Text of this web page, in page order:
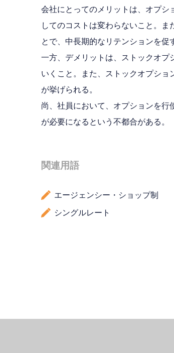
会社にとってのメリットは、オプシ
してのコストは変わらないこと。
とで、中長期的なリテンションを促
一方、デメリットは、ストックオプ
いくこと。また、ストックオプシ
が挙げられる。
尚、社員において、オプションを
が必要になるという不都合がある。
関連用語
エージェンシー・ショップ制
シングルレート